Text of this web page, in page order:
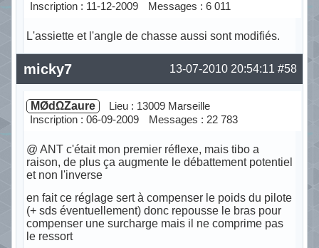
Inscription : 11-12-2009
Messages : 6 011
L'assiette et l'angle de chasse aussi sont modifiés.
Hors ligne #58
13-07-2010 20:54:11
micky7
MØdΩZaure
Lieu : 13009 Marseille
Inscription : 06-09-2009
Messages : 22 783
@ ANT c'était mon premier réflexe, mais tibo a
raison, de plus ça augmente le débattement potentiel
et non l'inverse
en fait ce réglage sert à compenser le poids du pilote
(+ sds éventuellement) donc repousse le bras pour
compenser une surcharge mais il ne comprime pas
le ressort